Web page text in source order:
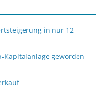
in nur 12
Kapitalanlage geworden